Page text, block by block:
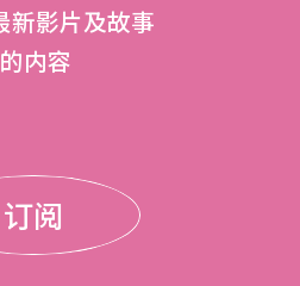
新影片及故事
内容
订阅